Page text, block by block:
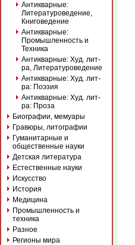
Антикварные:
Литературоведение,
Книговедение
Антикварные:
Промышленность и
Техника
Антикварные: Худ. лит-
ра, Литературоведение
Антикварные: Худ. лит-
ра: Поэзия
Антикварные: Худ. лит-
ра: Проза
Биографии, мемуары
Гравюры, литографии
Гуманитарные и
общественные науки
Детская литература
Естественные науки
Искусство
История
Медицина
Промышленность и
техника
Разное
Регионы мира